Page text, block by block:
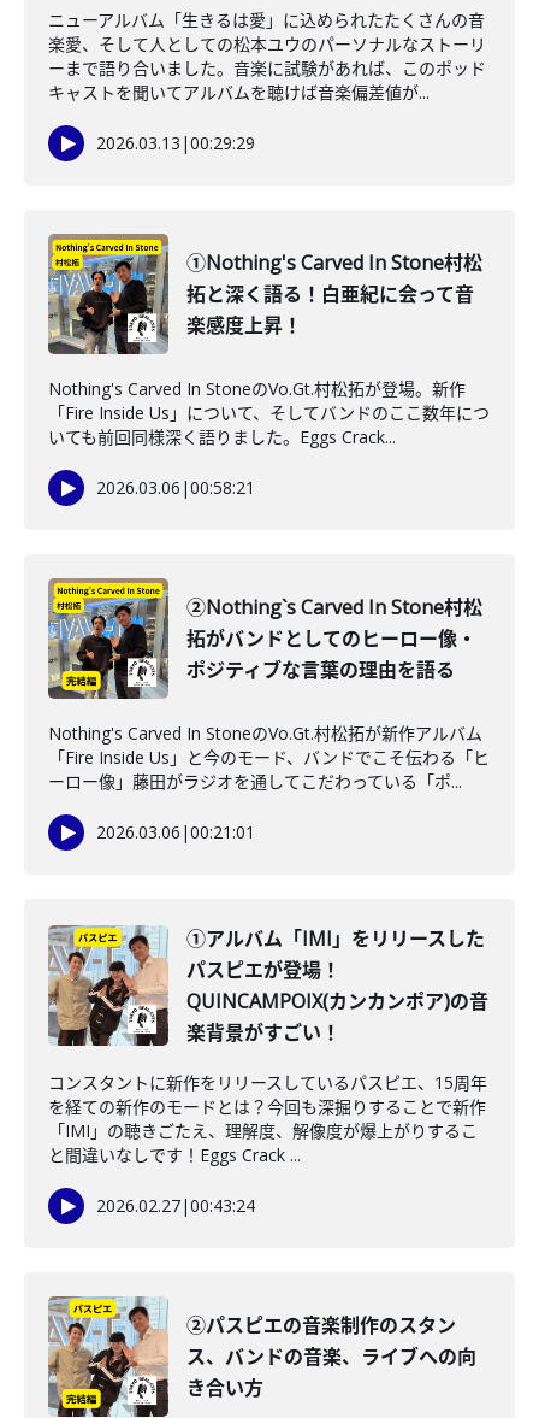
ニューアルバム「生きるは愛」に込められたたくさんの音
楽愛、そして人としての松本ユウのパーソナルなストーリ
ーまで語り合いました。音楽に試験があれば、このポッド
キャストを聞いてアルバムを聴けば音楽偏差値が...
2026.03.13 |00:29:29
①Nothing's Carved In Stone村松
拓と深く語る！白亜紀に会って音
楽感度上昇！
Nothing's Carved In StoneのVo.Gt.村松拓が登場。新作
「Fire Inside Us」について、そしてバンドのここ数年につ
いても前回同様深く語りました。Eggs Crack...
2026.03.06 |00:58:21
②Nothing`s Carved In Stone村松
拓がバンドとしてのヒーロー像・
ポジティブな言葉の理由を語る
Nothing's Carved In StoneのVo.Gt.村松拓が新作アルバム
「Fire Inside Us」と今のモード、バンドでこそ伝わる「ヒ
ーロー像」藤田がラジオを通してこだわっている「ポ...
2026.03.06 |00:21:01
①アルバム「IMI」をリリースした
パスピエが登場！
QUINCAMPOIX(カンカンポア)の音
楽背景がすごい！
コンスタントに新作をリリースしているパスピエ、15周年
を経ての新作のモードとは？今回も深掘りすることで新作
「IMI」の聴きごたえ、理解度、解像度が爆上がりするこ
と間違いなしです！Eggs Crack ...
2026.02.27|00:43:24
②パスピエの音楽制作のスタン
ス、バンドの音楽、ライブへの向
き合い方